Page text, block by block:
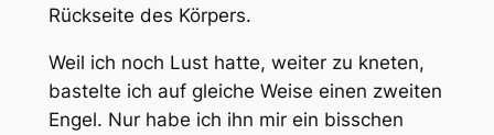
Rückseite des Körpers.
Weil ich noch Lust hatte, weiter zu kneten,
bastelte ich auf gleiche Weise einen zweiten
Engel. Nur habe ich ihn mir ein bisschen